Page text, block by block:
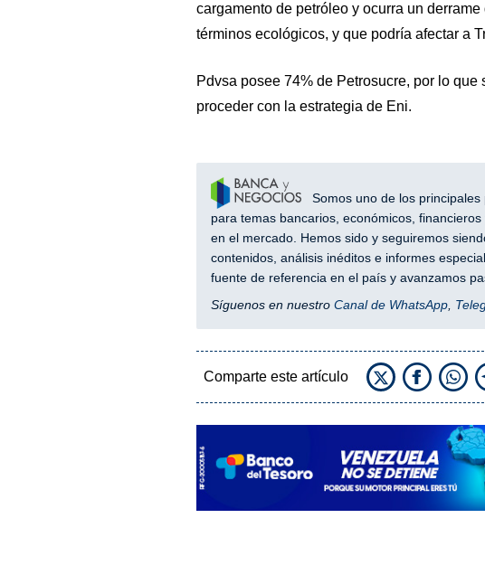
cargamento de petróleo y ocurra un
términos ecológicos, y que podría afectar a
Pdvsa posee 74% de Petrosucre, por lo
proceder con la estrategia de Eni.
Somos uno de los
para temas bancarios, económicos,
en el mercado. Hemos sido y seguiremos
contenidos, análisis inéditos e informes
fuente de referencia en el país y avanzamos
Síguenos en nuestro Canal de WhatsApp,
Comparte este artículo